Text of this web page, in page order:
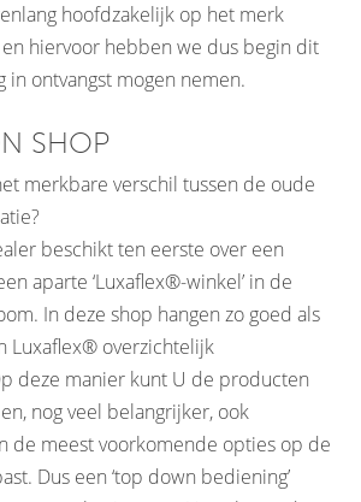
hoofdzakelijk op het merk
hiervoor hebben we dus begin dit
in ontvangst mogen nemen.
SHOP
merkbare verschil tussen de oude
beschikt ten eerste over een
aparte ‘Luxaflex®-winkel’ in de
In deze shop hangen zo goed als
Luxaflex® overzichtelijk
deze manier kunt U de producten
en, nog veel belangrijker, ook
de meest voorkomende opties op de
Dus een ‘top down bediening’